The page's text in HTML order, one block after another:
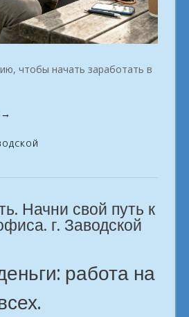
чтобы начать заработать в
«Удаленка
новичков:
→
Начни свой путь к
г. Заводской
работа на